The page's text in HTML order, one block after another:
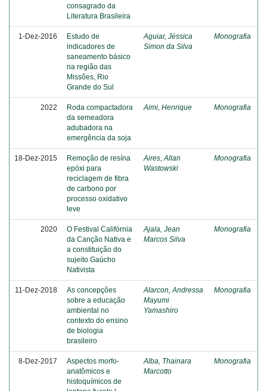
consagrado da
Literatura Brasileira
1-Dez-2016
Estudo de
indicadores de
saneamento básico
na região das
Missões, Rio
Grande do Sul
Aguiar, Jéssica
Simon da Silva
Monografia
2022
Roda compactadora
da semeadora
adubadora na
emergência da soja
Aimi, Henrique Monografia
18-Dez-2015
Remoção de resína
epóxi para
reciclagem de fibra
de carbono por
processo oxidativo
leve
Aires, Allan
Wastowski
Monografia
2020
O Festival Califórnia
da Canção Nativa e
a constituição do
sujeito Gaúcho
Nativista
Ajala, Jean
Marcos Silva
Monografia
11-Dez-2018
As concepções
sobre a educação
ambiental no
contexto do ensino
de biologia
brasileiro
Alarcon, Andressa
Mayumi
Yamashiro
Monografia
8-Dez-2017
Aspectos morfo-
anatômicos e
histoquímicos de
Alba, Thainara
Marcotto
Monografia